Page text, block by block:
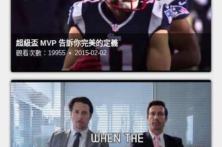
超級盃 MVP 告訴你完美的定義
觀看次數：19955 • 2015-02-02